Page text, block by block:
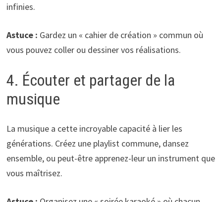
infinies.
Astuce : Gardez un « cahier de création » commun où
vous pouvez coller ou dessiner vos réalisations.
4. Écouter et partager de la
musique
La musique a cette incroyable capacité à lier les
générations. Créez une playlist commune, dansez
ensemble, ou peut-être apprenez-leur un instrument que
vous maîtrisez.